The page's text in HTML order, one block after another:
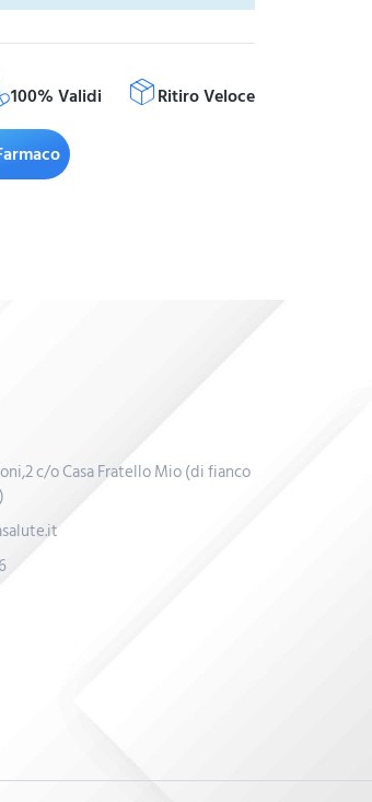
100% Validi Ritiro Veloce
c/o Casa Fratello Mio (di fianco